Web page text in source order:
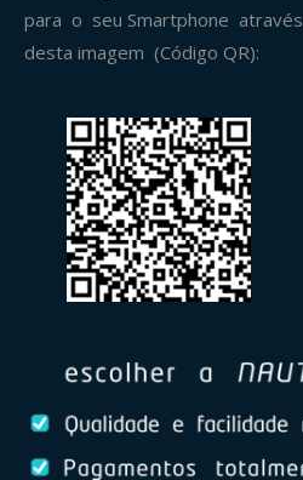
para o seu Smartphone através
desta imagem (Código QR):